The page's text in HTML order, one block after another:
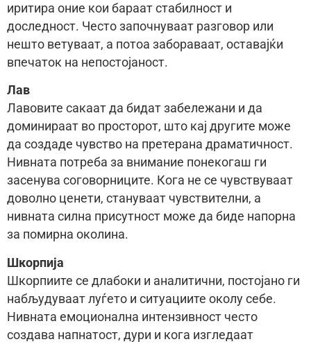
иритира оние кои бараат стабилност и
доследност. Често започнуваат разговор или
нешто ветуваат, а потоа забораваат, оставајќи
впечаток на непостојаност.
Лав
Лавовите сакаат да бидат забележани и да
доминираат во просторот, што кај другите може
да создаде чувство на претерана драматичност.
Нивната потреба за внимание понекогаш ги
засенува соговорниците. Кога не се чувствуваат
доволно ценети, стануваат чувствителни, а
нивната силна присутност може да биде напорна
за помирна околина.
Шкорпија
Шкорпиите се длабоки и аналитични, постојано ги
набљудуваат луѓето и ситуациите околу себе.
Нивната емоционална интензивност често
создава напнатост, дури и кога изгледаат